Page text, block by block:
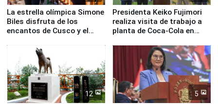
La estrella olímpica Simone
Biles disfruta de los
encantos de Cusco y el
Presidenta Keiko Fujimori
realiza visita de trabajo a
planta de Coca-Cola en
12 5